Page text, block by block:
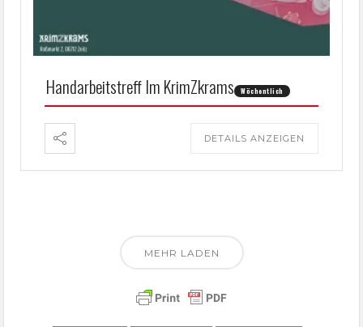
Handarbeitstreff Im KrimZkrams Wöchentlich
DETAILS ANZEIGEN
MEHR LADEN